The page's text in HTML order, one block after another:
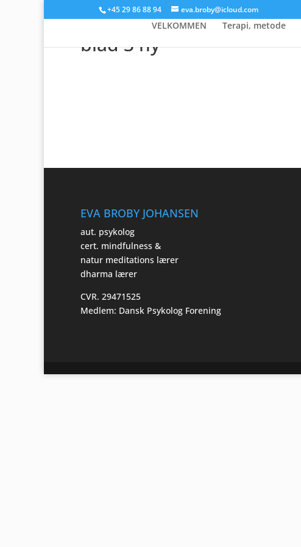
+45 29 86 88 94 eva.broby@icloud.com
VELKOMMEN Terapi, metode
blad 3 ny
EVA BROBY JOHANSEN
aut. psykolog
cert. mindfulness &
natur meditations lærer
dharma lærer
CVR. 29471525
Medlem: Dansk Psykolog Forening